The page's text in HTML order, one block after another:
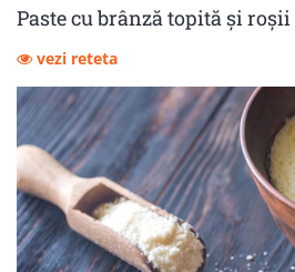
Paste cu brânză topită și
vezi reteta